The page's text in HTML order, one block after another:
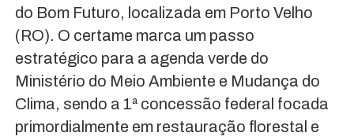
do Bom Futuro, localizada em Porto Velho
(RO). O certame marca um passo
estratégico para a agenda verde do
Ministério do Meio Ambiente e Mudança do
Clima, sendo a 1ª concessão federal focada
primordialmente em restauração florestal e